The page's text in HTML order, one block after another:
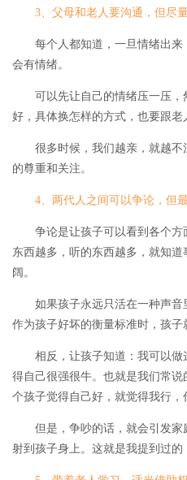
3、父母和老人要沟通，但尽
每个人都知道，一旦情绪出来
会有情绪。
可以先让自己的情绪压一压，
好，具体换怎样的方式，也要跟老
很多时候，我们越亲，就越不
的尊重和关注。
4、两代人之间可以争论，但
争论是让孩子可以看到各个方
东西越多，听的东西越多，就知
阔。
如果孩子永远只活在一种声音
作为孩子好坏的衡量标准时，孩子
相反，让孩子知道：我可以做
得自己很强很牛。也就是我们常
个孩子觉得自己好，就觉得我行
但是，争吵的话，就会引发家
射到孩子身上。这就是我提到过的